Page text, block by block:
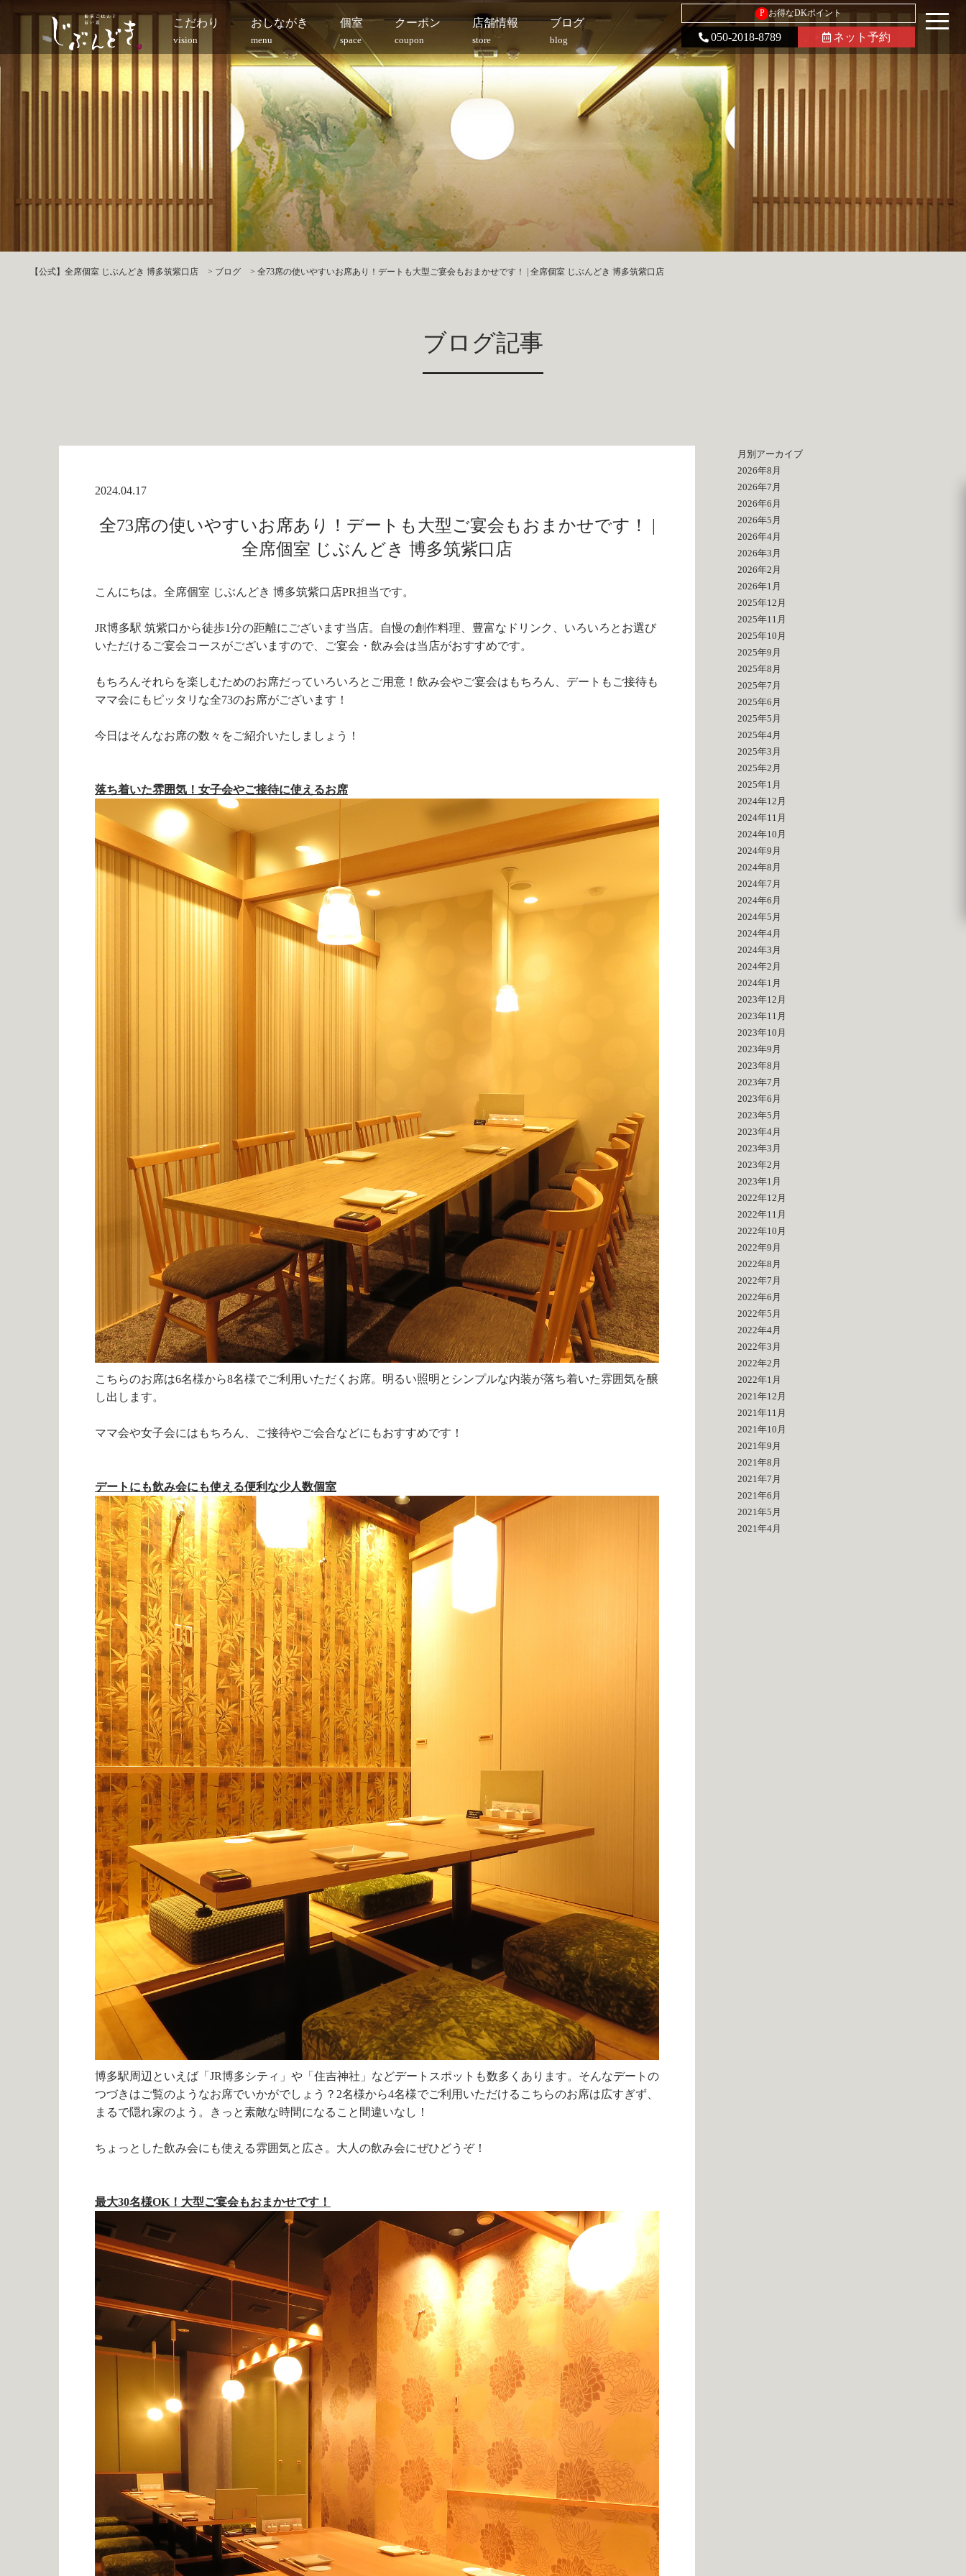
こだわり
vision
おしながき
menu
個室
space
クーポン
coupon
店舗情報
store
ブログ
blog
P お得なDKポイント
050-2018-8789 ネット予約
【公式】全席個室 じぶんどき 博多筑紫口店 > ブログ > 全73席の使いやすいお席あり！デートも大型ご宴会もおまかせです！ | 全席個室 じぶんどき 博多筑紫口店
ブログ記事
2024.04.17
全73席の使いやすいお席あり！デートも大型ご宴会もおまかせです！ |
全席個室 じぶんどき 博多筑紫口店
こんにちは。全席個室 じぶんどき 博多筑紫口店PR担当です。
JR博多駅 筑紫口から徒歩1分の距離にございます当店。自慢の創作料理、豊富なドリンク、いろいろとお選び
いただけるご宴会コースがございますので、ご宴会・飲み会は当店がおすすめです。
もちろんそれらを楽しむためのお席だっていろいろとご用意！飲み会やご宴会はもちろん、デートもご接待も
ママ会にもピッタリな全73のお席がございます！
今日はそんなお席の数々をご紹介いたしましょう！
落ち着いた雰囲気！女子会やご接待に使えるお席
こちらのお席は6名様から8名様でご利用いただくお席。明るい照明とシンプルな内装が落ち着いた雰囲気を醸
し出します。
ママ会や女子会にはもちろん、ご接待やご会合などにもおすすめです！
デートにも飲み会にも使える便利な少人数個室
博多駅周辺といえば「JR博多シティ」や「住吉神社」などデートスポットも数多くあります。そんなデートの
つづきはご覧のようなお席でいかがでしょう？2名様から4名様でご利用いただけるこちらのお席は広すぎず、
まるで隠れ家のよう。きっと素敵な時間になること間違いなし！
ちょっとした飲み会にも使える雰囲気と広さ。大人の飲み会にぜひどうぞ！
最大30名様OK！大型ご宴会もおまかせです！
月別アーカイブ
2026年8月
2026年7月
2026年6月
2026年5月
2026年4月
2026年3月
2026年2月
2026年1月
2025年12月
2025年11月
2025年10月
2025年9月
2025年8月
2025年7月
2025年6月
2025年5月
2025年4月
2025年3月
2025年2月
2025年1月
2024年12月
2024年11月
2024年10月
2024年9月
2024年8月
2024年7月
2024年6月
2024年5月
2024年4月
2024年3月
2024年2月
2024年1月
2023年12月
2023年11月
2023年10月
2023年9月
2023年8月
2023年7月
2023年6月
2023年5月
2023年4月
2023年3月
2023年2月
2023年1月
2022年12月
2022年11月
2022年10月
2022年9月
2022年8月
2022年7月
2022年6月
2022年5月
2022年4月
2022年3月
2022年2月
2022年1月
2021年12月
2021年11月
2021年10月
2021年9月
2021年8月
2021年7月
2021年6月
2021年5月
2021年4月